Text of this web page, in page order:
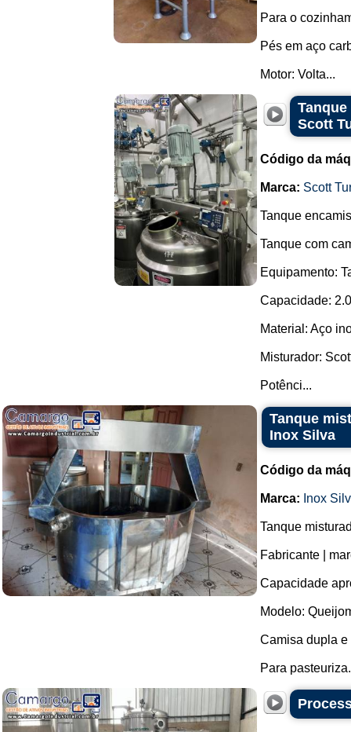
Para o
Pés em aço
Motor: Volta...
Scott
Código da
Marca: Scott
Tanque
Tanque com
Equipamento:
Capacidade:
Material: Aço
Misturador:
Potênci...
Tanque
Inox Silva
Código da
Marca: Inox
Tanque
Fabricante |
Capacidade
Modelo:
Camisa dupla
Para